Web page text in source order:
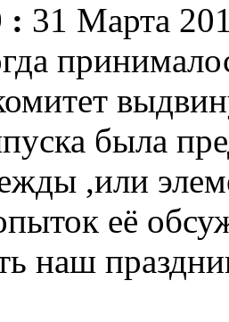
: 31 Марта
была
,или
её
наш